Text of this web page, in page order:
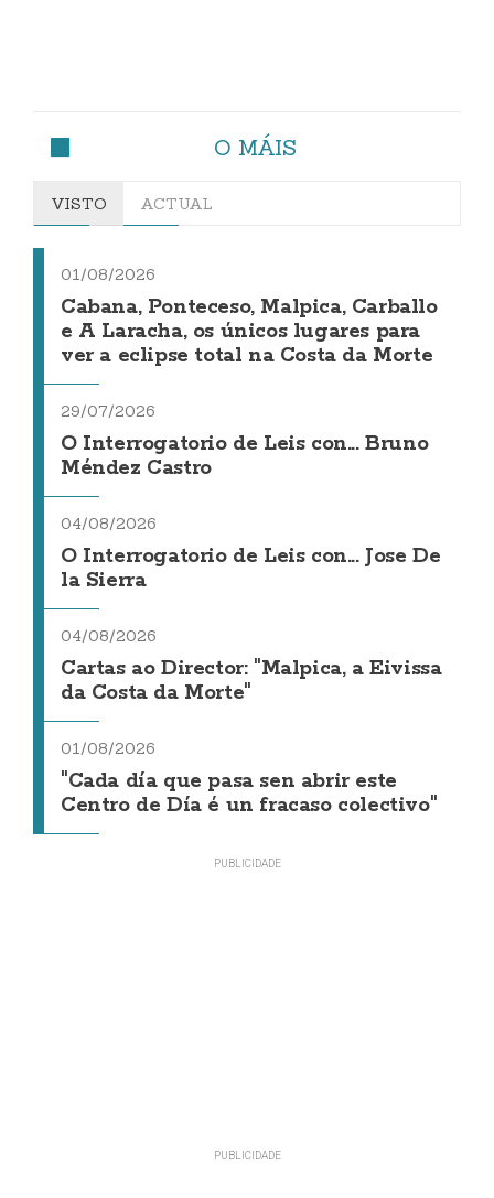
O MÁIS
VISTO ACTUAL
01/08/2026
Cabana, Ponteceso, Malpica, Carballo
e A Laracha, os únicos lugares para
ver a eclipse total na Costa da Morte
29/07/2026
O Interrogatorio de Leis con... Bruno
Méndez Castro
04/08/2026
O Interrogatorio de Leis con... Jose De
la Sierra
04/08/2026
Cartas ao Director: "Malpica, a Eivissa
da Costa da Morte"
01/08/2026
"Cada día que pasa sen abrir este
Centro de Día é un fracaso colectivo"